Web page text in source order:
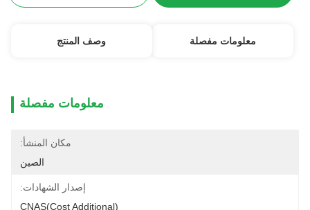
معلومات مفصلة وصف المنتج
معلومات مفصلة
مكان المنشأ:
الصين
إصدار الشهادات:
CNAS(cost Additional)